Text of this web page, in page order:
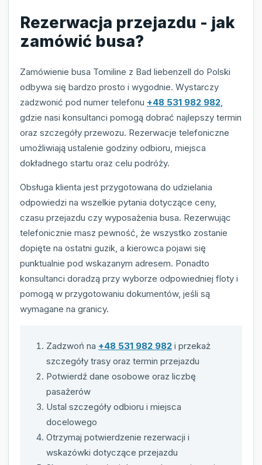
Rezerwacja przejazdu - jak
zamówić busa?
Zamówienie busa Tomiline z Bad liebenzell do Polski
odbywa się bardzo prosto i wygodnie. Wystarczy
zadzwonić pod numer telefonu +48 531 982 982
gdzie nasi konsultanci pomogą dobrać najlepszy termin
oraz szczegóły przewozu. Rezerwacje telefoniczne
umożliwiają ustalenie godziny odbioru, miejsca
dokładnego startu oraz celu podróży.
Obsługa klienta jest przygotowana do udzielania
odpowiedzi na wszelkie pytania dotyczące ceny,
czasu przejazdu czy wyposażenia busa. Rezerwując
telefonicznie masz pewność, że wszystko zostanie
dopięte na ostatni guzik, a kierowca pojawi się
punktualnie pod wskazanym adresem. Ponadto
konsultanci doradzą przy wyborze odpowiedniej floty i
pomogą w przygotowaniu dokumentów, jeśli są
wymagane na granicy.
Zadzwoń na +48 531 982 982 i przekaż
szczegóły trasy oraz termin przejazdu
Potwierdź dane osobowe oraz liczbę
pasażerów
Ustal szczegóły odbioru i miejsca
docelowego
Otrzymaj potwierdzenie rezerwacji i
wskazówki dotyczące przejazdu